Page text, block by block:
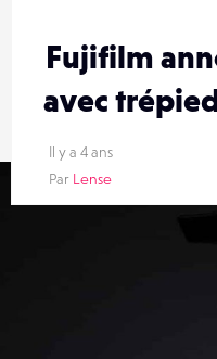
Fujifilm
avec
Il y a 4 ans
Par Lense